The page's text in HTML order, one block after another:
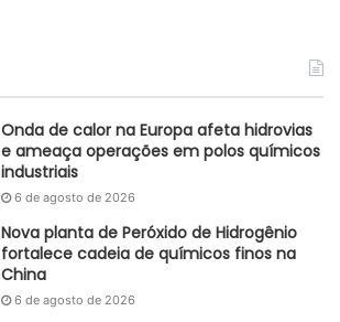
Onda de calor na Europa afeta hidrovias
e ameaça operações em polos químicos
industriais
6 de agosto de 2026
Nova planta de Peróxido de Hidrogênio
fortalece cadeia de químicos finos na
China
6 de agosto de 2026